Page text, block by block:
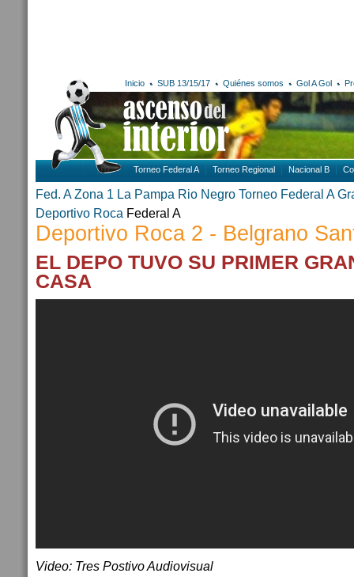
Inicio SUB 13/15/17 Quiénes somos Gol A Gol
Torneo Federal A Torneo Regional Nacional B
Fed. A Zona 1 La Pampa Rio Negro Torneo Federal A
Deportivo Roca Federal A
Deportivo Roca 2 - Belgrano
EL DEPO TUVO SU PRIMER
CASA
Video: Tres Postivo Audiovisual